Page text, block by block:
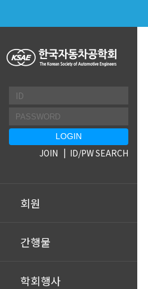
회원
간행물
학회행사
JOIN ID/PW SEARCH